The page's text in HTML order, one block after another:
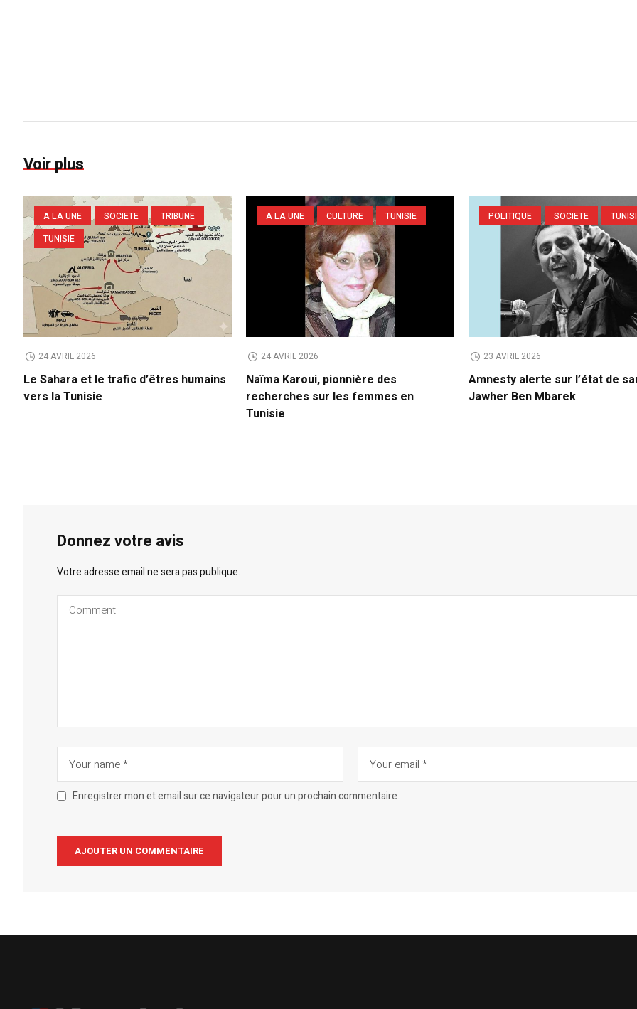
Voir plus
A LA UNE SOCIETE
TRIBUNE
TUNISIE
24 AVRIL 2026
Le Sahara et le trafic d’êtres humains
vers la Tunisie
A LA UNE CULTURE TUNISIE
24 AVRIL 2026
Naïma Karoui, pionnière des
recherches sur les femmes en
Tunisie
POLITIQUE SOCIETE
23 AVRIL 2026
Amnesty alerte sur l’état de
Jawher Ben Mbarek
Donnez votre avis
Votre adresse email ne sera pas publique.
Enregistrer mon et email sur ce navigateur pour un prochain commentaire.